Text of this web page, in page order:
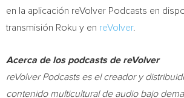
en la aplicación reVolver Podcasts en
transmisión Roku y en reVolver.
Acerca de los podcasts de reVolver
reVolver Podcasts es el creador y
contenido multicultural de audio bajo